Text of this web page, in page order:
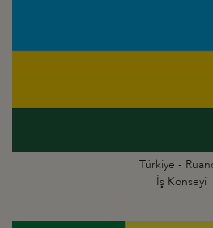
Türkiye -
İş Konseyi